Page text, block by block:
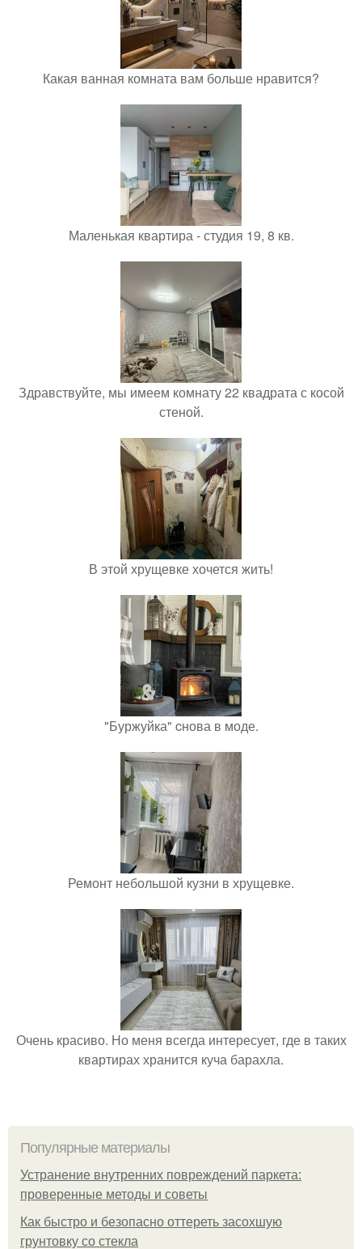
Какая ванная комната вам больше нравится?
Маленькая квартира - студия 19, 8 кв.
Здравствуйте, мы имеем комнату 22 квадрата с косой
стеной.
В этой хрущевке хочется жить!
"Буржуйка" cнова в моде.
Ремонт небольшой кузни в хрущевке.
Очень красиво. Но меня всегда интересует, где в таких
квартирах хранится куча барахла.
Популярные материалы
Устранение внутренних повреждений паркета:
проверенные методы и советы
Как быстро и безопасно оттереть засохшую
грунтовку со стекла